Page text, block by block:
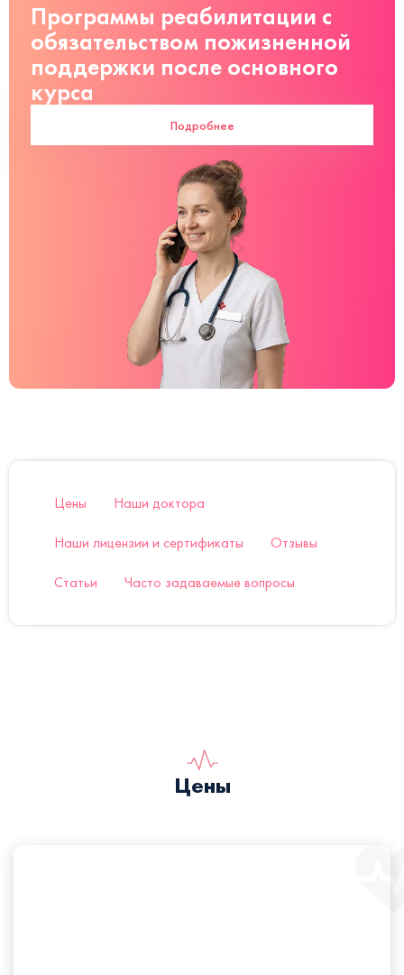
Программы реабилитации с
обязательством пожизненной
поддержки после основного
курса
Подробнее
Цены Наши доктора
Наши лицензии и сертификаты Отзывы
Статьи Часто задаваемые вопросы
Цены